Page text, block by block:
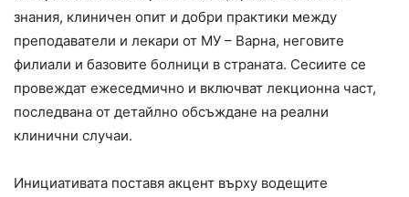
знания, клиничен опит и добри практики между
преподаватели и лекари от МУ – Варна, неговите
филиали и базовите болници в страната. Сесиите се
провеждат ежеседмично и включват лекционна част,
последвана от детайлно обсъждане на реални
клинични случаи.
Инициативата поставя акцент върху водещите